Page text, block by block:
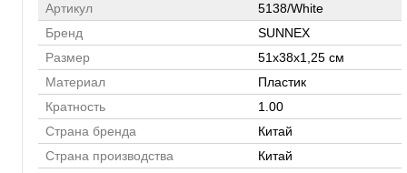
Артикул
5138/White
Бренд
SUNNEX
Размер
51х38х1,25 см
Материал
Пластик
Кратность
1.00
Страна бренда
Китай
Страна производства
Китай